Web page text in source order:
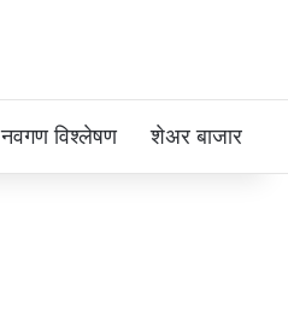
नवगण विश्लेषण शेअर बाजार